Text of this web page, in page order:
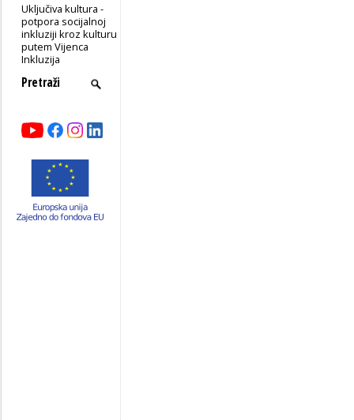
Uključiva kultura -
potpora socijalnoj
inkluziji kroz kulturu
putem Vijenca
Inkluzija